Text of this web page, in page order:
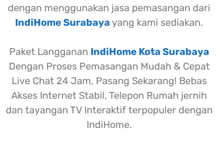
dengan menggunakan jasa pemasangan dari
IndiHome Surabaya yang kami sediakan.
Paket Langganan IndiHome Kota Surabaya
Dengan Proses Pemasangan Mudah & Cepat
Live Chat 24 Jam, Pasang Sekarang! Bebas
Akses Internet Stabil, Telepon Rumah jernih
dan tayangan TV Interaktif terpopuler dengan
IndiHome.